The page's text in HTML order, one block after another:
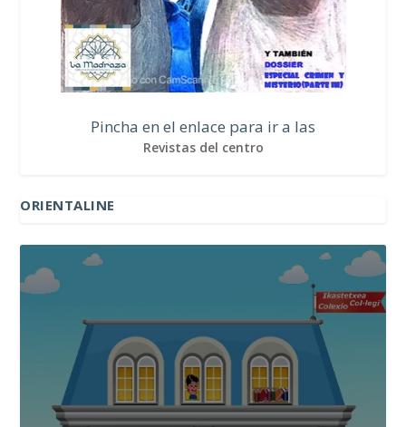
Pincha en el enlace para ir a las
Revistas del centro
ORIENTALINE